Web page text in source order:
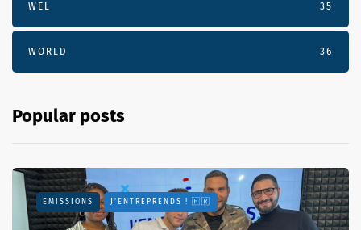
WEL 35
WORLD 36
Popular posts
EMISSIONS J'ENTREPRENDS ! 🇫🇷